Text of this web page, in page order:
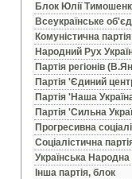
Блок Юлiї
Всеукраїнське
Комунiстична
Народний Рух
Партiя регiонiв
Партiя 'Єдиний
Партiя 'Наша
Партiя 'Сильна
Прогресивна
Соцiалiстична
Українська
Iнша партiя, блок